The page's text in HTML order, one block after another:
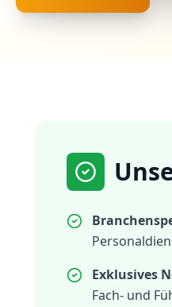
Exklusives
Fach- und